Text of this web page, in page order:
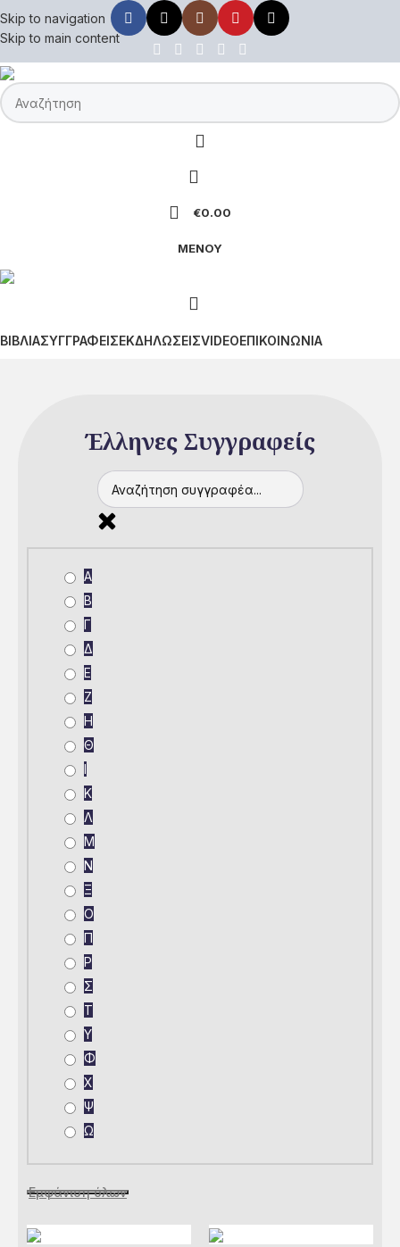
Skip to navigation
Skip to main content
€0.00
ΜΕΝΟΥ
ΒΙΒΛΙΑΣΥΓΓΡΑΦΕΙΣΕΚΔΗΛΩΣΕΙΣVIDEOΕΠΙΚΟΙΝΩΝΙΑ
Έλληνες Συγγραφείς
Α
Β
Γ
Δ
Ε
Ζ
Η
Θ
Ι
Κ
Λ
Μ
Ν
Ξ
Ο
Π
Ρ
Σ
Τ
Υ
Φ
Χ
Ψ
Ω
Εμφάνιση όλων